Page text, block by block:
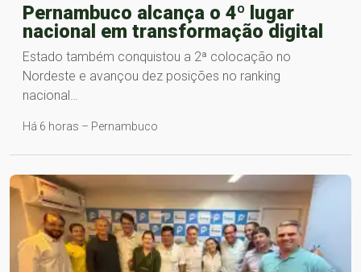
Pernambuco alcança o 4º lugar
nacional em transformação digital
Estado também conquistou a 2ª colocação no
Nordeste e avançou dez posições no ranking
nacional…
Há 6 horas – Pernambuco